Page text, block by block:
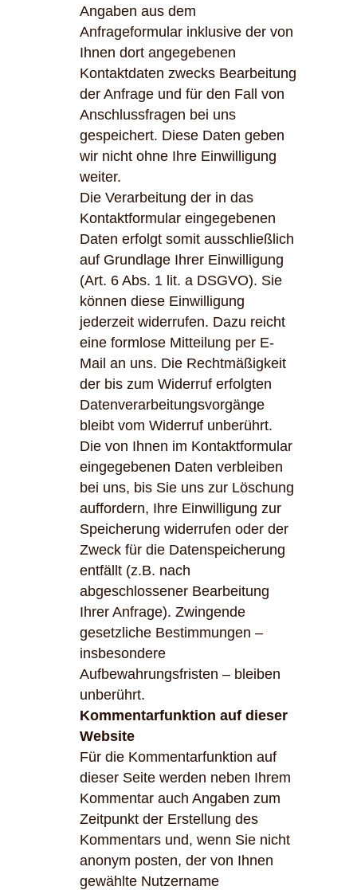
Angaben aus dem
Anfrageformular inklusive der von
Ihnen dort angegebenen
Kontaktdaten zwecks Bearbeitung
der Anfrage und für den Fall von
Anschlussfragen bei uns
gespeichert. Diese Daten geben
wir nicht ohne Ihre Einwilligung
weiter.
Die Verarbeitung der in das
Kontaktformular eingegebenen
Daten erfolgt somit ausschließlich
auf Grundlage Ihrer Einwilligung
(Art. 6 Abs. 1 lit. a DSGVO). Sie
können diese Einwilligung
jederzeit widerrufen. Dazu reicht
eine formlose Mitteilung per E-
Mail an uns. Die Rechtmäßigkeit
der bis zum Widerruf erfolgten
Datenverarbeitungsvorgänge
bleibt vom Widerruf unberührt.
Die von Ihnen im Kontaktformular
eingegebenen Daten verbleiben
bei uns, bis Sie uns zur Löschung
auffordern, Ihre Einwilligung zur
Speicherung widerrufen oder der
Zweck für die Datenspeicherung
entfällt (z.B. nach
abgeschlossener Bearbeitung
Ihrer Anfrage). Zwingende
gesetzliche Bestimmungen –
insbesondere
Aufbewahrungsfristen – bleiben
unberührt.
Kommentarfunktion auf dieser
Website
Für die Kommentarfunktion auf
dieser Seite werden neben Ihrem
Kommentar auch Angaben zum
Zeitpunkt der Erstellung des
Kommentars und, wenn Sie nicht
anonym posten, der von Ihnen
gewählte Nutzername